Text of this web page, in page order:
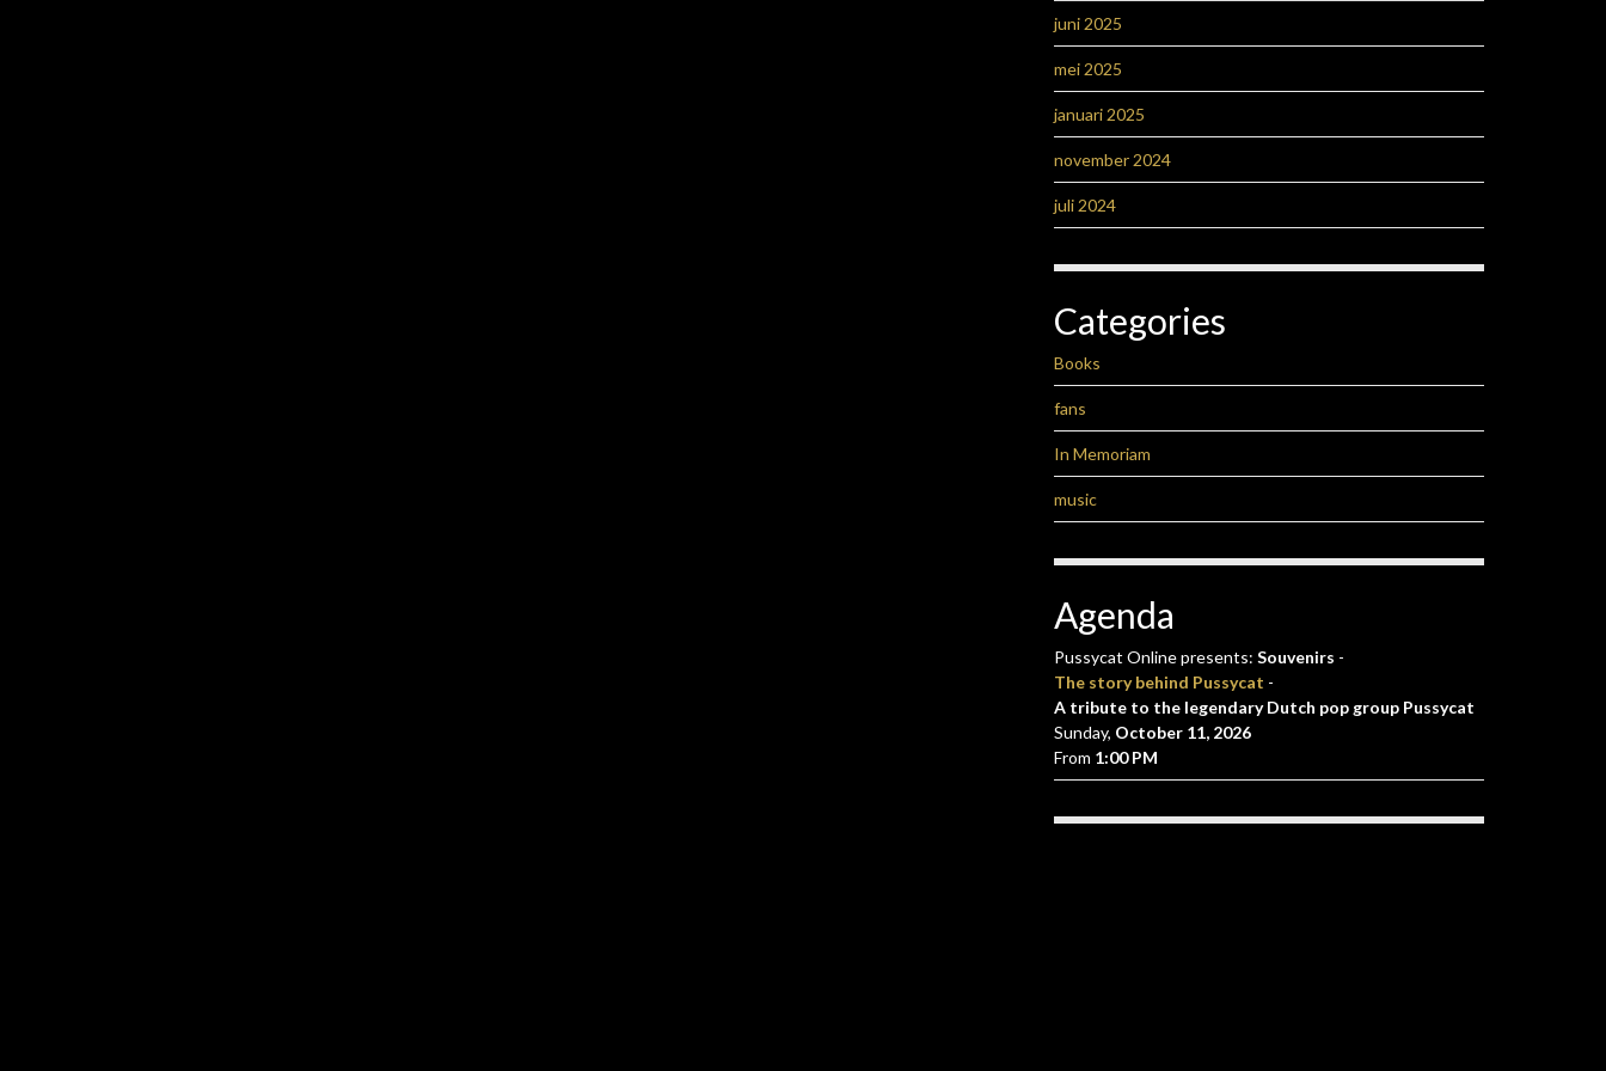
juni 2025
mei 2025
januari 2025
november 2024
juli 2024
Categories
Books
fans
In Memoriam
music
Agenda
Pussycat Online presents: Souvenirs -
The story behind Pussycat -
A tribute to the legendary Dutch pop group Pussycat
Sunday, October 11, 2026
From 1:00 PM